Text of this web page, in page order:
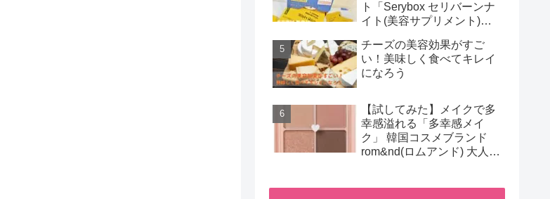
ト「Serybox セリバーンナ
イト(美容サプリメント)」
チーズの美容効果がすご
い！美味しく食べてキレイ
になろう
【試してみた】メイクで多
幸感溢れる「多幸感メイ
ク」 韓国コスメブランド
rom&nd(ロムアンド) 大人気